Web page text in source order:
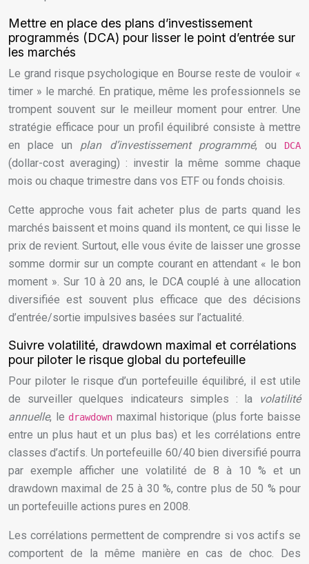
Mettre en place des plans d’investissement
programmés (DCA) pour lisser le point d’entrée sur
les marchés
Le grand risque psychologique en Bourse reste de vouloir «
timer » le marché. En pratique, même les professionnels se
trompent souvent sur le meilleur moment pour entrer. Une
stratégie efficace pour un profil équilibré consiste à mettre
en place un plan d’investissement programmé, ou DCA
(dollar-cost averaging) : investir la même somme chaque
mois ou chaque trimestre dans vos ETF ou fonds choisis.
Cette approche vous fait acheter plus de parts quand les
marchés baissent et moins quand ils montent, ce qui lisse le
prix de revient. Surtout, elle vous évite de laisser une grosse
somme dormir sur un compte courant en attendant « le bon
moment ». Sur 10 à 20 ans, le DCA couplé à une allocation
diversifiée est souvent plus efficace que des décisions
d’entrée/sortie impulsives basées sur l’actualité.
Suivre volatilité, drawdown maximal et corrélations
pour piloter le risque global du portefeuille
Pour piloter le risque d’un portefeuille équilibré, il est utile
de surveiller quelques indicateurs simples : la
volatilité
annuelle, le drawdown maximal historique (plus forte baisse
entre un plus haut et un plus bas) et les corrélations entre
classes d’actifs. Un portefeuille 60/40 bien diversifié pourra
par exemple afficher une volatilité de 8 à 10 % et un
drawdown maximal de 25 à 30 %, contre plus de 50 % pour
un portefeuille actions pures en 2008.
Les corrélations permettent de comprendre si vos actifs se
comportent de la même manière en cas de choc. Des